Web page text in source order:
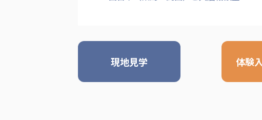
現地見学 体験